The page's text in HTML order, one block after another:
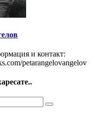
и контакт:
petarangelovangelov